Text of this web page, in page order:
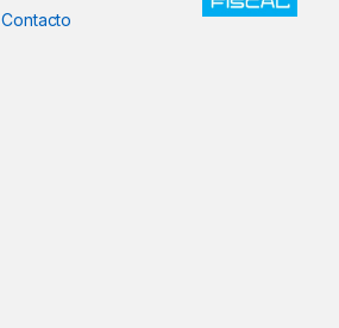
Contacto